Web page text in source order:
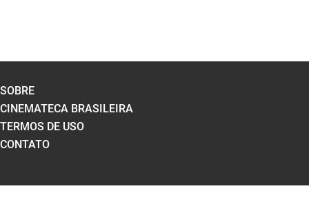
SOBRE
CINEMATECA BRASILEIRA
TERMOS DE USO
CONTATO